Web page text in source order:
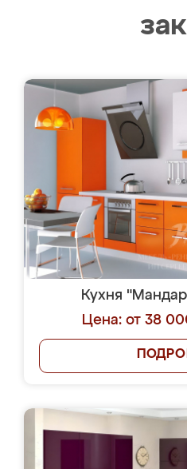
Кухня
Цена: от 38